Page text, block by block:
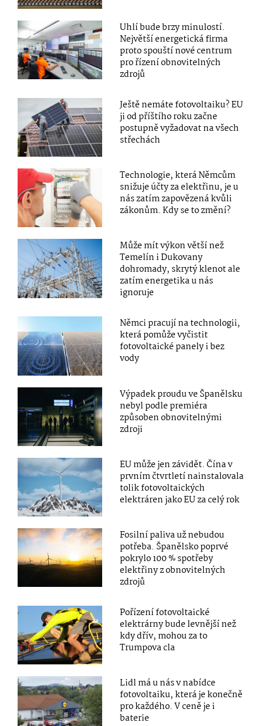
Uhlí bude brzy minulostí.
Největší energetická firma
proto spouští nové centrum
pro řízení obnovitelných
zdrojů
Ještě nemáte fotovoltaiku? EU
ji od příštího roku začne
postupně vyžadovat na všech
střechách
Technologie, která Němcům
snižuje účty za elektřinu, je u
nás zatím zapovězená kvůli
zákonům. Kdy se to změní?
Může mít výkon větší než
Temelín i Dukovany
dohromady, skrytý klenot ale
zatím energetika u nás
ignoruje
Němci pracují na technologii,
která pomůže vyčistit
fotovoltaické panely i bez
vody
Výpadek proudu ve Španělsku
nebyl podle premiéra
způsoben obnovitelnými
zdroji
EU může jen závidět. Čína v
prvním čtvrtletí nainstalovala
tolik fotovoltaických
elektráren jako EU za celý rok
Fosilní paliva už nebudou
potřeba. Španělsko poprvé
pokrylo 100 % spotřeby
elektřiny z obnovitelných
zdrojů
Pořízení fotovoltaické
elektrárny bude levnější než
kdy dřív, mohou za to
Trumpova cla
Lidl má u nás v nabídce
fotovoltaiku, která je konečně
pro každého. V ceně je i
baterie